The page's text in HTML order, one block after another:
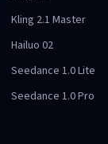
Kling 2.1 Master
Hailuo 02
Seedance 1.0 Lite
Seedance 1.0 Pro